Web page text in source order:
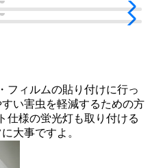
フィルムの貼り付けに行っ
い害虫を軽減するための方
仕様の蛍光灯も取り付ける
大事ですよ。